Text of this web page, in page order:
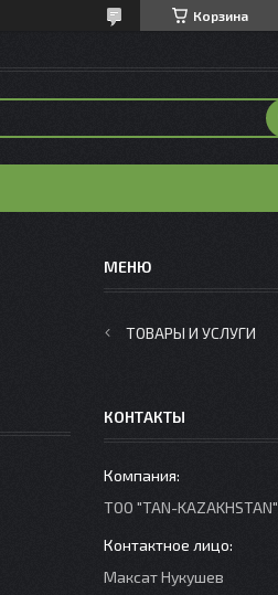
Корзина
ТОВАРЫ И УСЛУГИ
КОНТАКТЫ
ТОО "TAN-KAZAKHSTAN"
Максат Нукушев